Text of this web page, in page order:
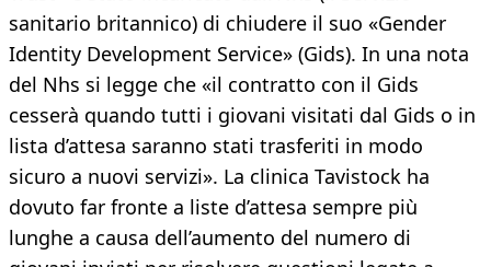
sanitario britannico) di chiudere il suo «Gender
Identity Development Service» (Gids). In una nota
del Nhs si legge che «il contratto con il Gids
cesserà quando tutti i giovani visitati dal Gids o in
lista d’attesa saranno stati trasferiti in modo
sicuro a nuovi servizi». La clinica Tavistock ha
dovuto far fronte a liste d’attesa sempre più
lunghe a causa dell’aumento del numero di